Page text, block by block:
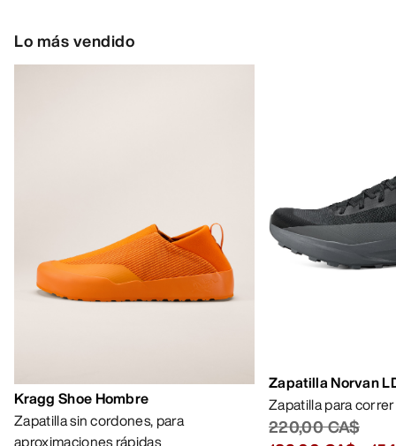
Lo más vendido
Kragg Shoe Hombre
Zapatilla sin cordones, para
aproximaciones rápidas
Zapatilla Norvan
Zapatilla para
220,00 CA$